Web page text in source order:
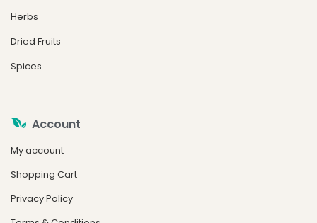
Herbs
Dried Fruits
Spices
Account
My account
Shopping Cart
Privacy Policy